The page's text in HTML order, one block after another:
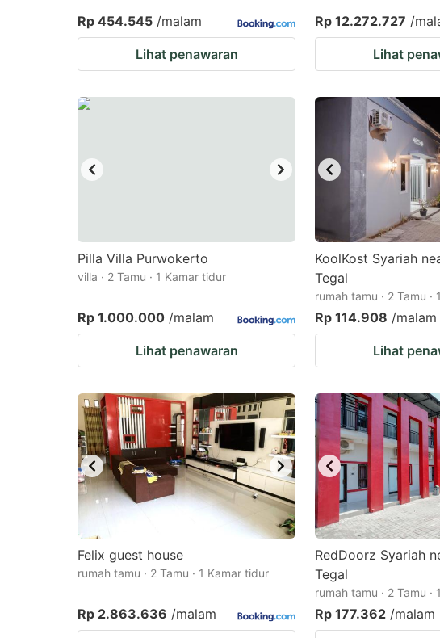
Rp 454.545 /malam
Lihat penawaran
Rp 12.272.727 /
Lihat
Pilla Villa Purwokerto
villa · 2 Tamu · 1 Kamar tidur
Rp 1.000.000 /malam
Lihat penawaran
KoolKost Syariah
Tegal
rumah tamu · 2 Tamu ·
Rp 114.908 /malam
Lihat
Felix guest house
rumah tamu · 2 Tamu · 1 Kamar tidur
Rp 2.863.636 /malam
RedDoorz Syariah
Tegal
rumah tamu · 2 Tamu ·
Rp 177.362 /malam